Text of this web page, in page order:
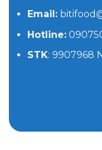
Email:
Hotline:
STK: 9907968